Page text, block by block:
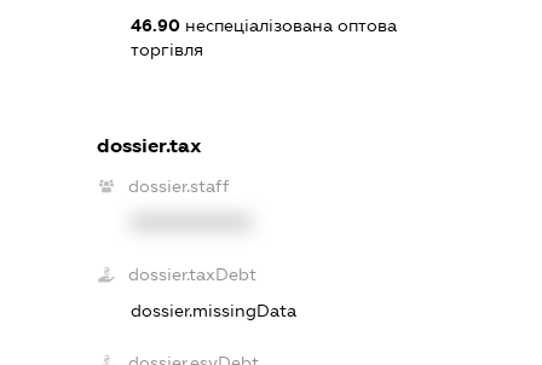
46.90 неспеціалізована оптова
торгівля
dossier.tax
dossier.staff
dossier.taxDebt
dossier.missingData